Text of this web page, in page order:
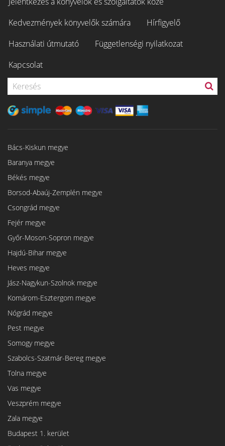
Kedvezmények könyvelők számára
Hírfigyelő
Használati útmutató
Függetlenségi nyilatkozat
Kapcsolat
Bács-Kiskun megye
Baranya megye
Békés megye
Borsod-Abaúj-Zemplén megye
Csongrád megye
Fejér megye
Győr-Moson-Sopron megye
Hajdú-Bihar megye
Heves megye
Jász-Nagykun-Szolnok megye
Komárom-Esztergom megye
Nógrád megye
Pest megye
Somogy megye
Szabolcs-Szatmár-Bereg megye
Tolna megye
Vas megye
Veszprém megye
Zala megye
Budapest 1. kerület